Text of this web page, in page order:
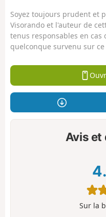
Soyez toujours prudent et
Visorando et l'auteur de
tenus responsables en
quelconque survenu sur
Avis
Sur la